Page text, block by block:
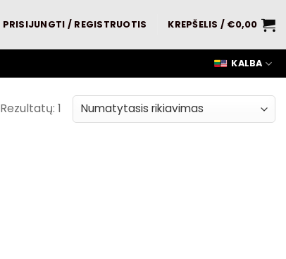
PRISIJUNGTI / REGISTRUOTIS KREPŠELIS / €0,00
KALBA
Rezultatų: 1